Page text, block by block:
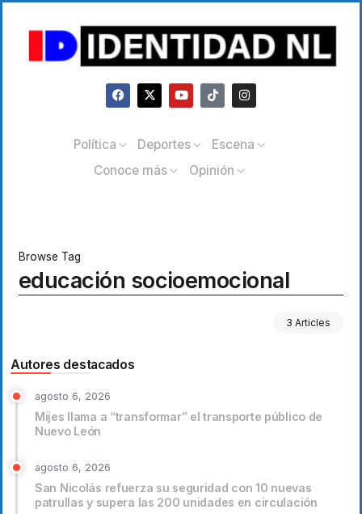
Política Deportes
Escena
Conoce más
Opinión
Browse Tag
educación socioemocional
3 Articles
Autores destacados
agosto 6, 2026
Mijes llama a “transformar” el transporte público de
Nuevo León
agosto 6, 2026
San Nicolás refuerza su seguridad con 10 nuevas
patrullas y supera las 200 unidades en circulación